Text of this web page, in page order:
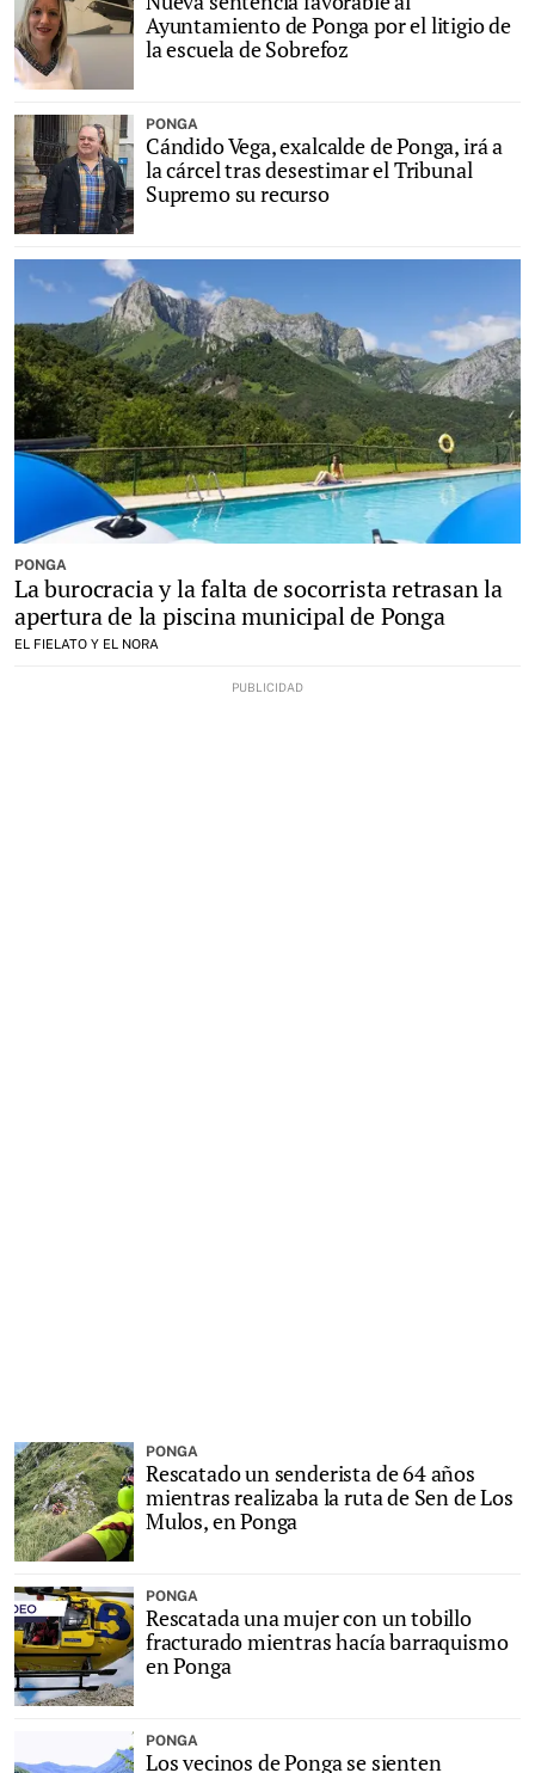
Ayuntamiento de Ponga por el litigio de
la escuela de Sobrefoz
PONGA
Cándido Vega, exalcalde de Ponga, irá a
la cárcel tras desestimar el Tribunal
Supremo su recurso
PONGA
La burocracia y la falta de socorrista retrasan la
apertura de la piscina municipal de Ponga
EL FIELATO Y EL NORA
PONGA
Rescatado un senderista de 64 años
mientras realizaba la ruta de Sen de Los
Mulos, en Ponga
PONGA
Rescatada una mujer con un tobillo
fracturado mientras hacía barraquismo
en Ponga
PONGA
Los vecinos de Ponga se sienten